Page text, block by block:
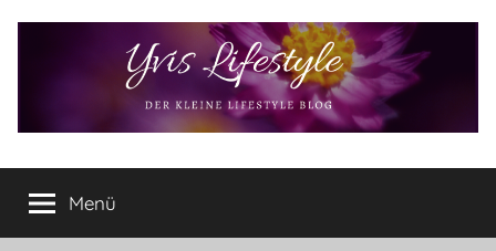
Yvis
Lifestyle
Lifestyle
Blog
Menü